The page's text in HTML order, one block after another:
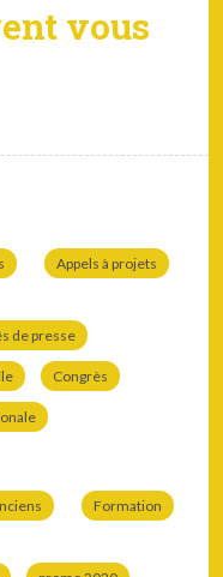
vous
Appels à projets
de presse
Congrès
Formation